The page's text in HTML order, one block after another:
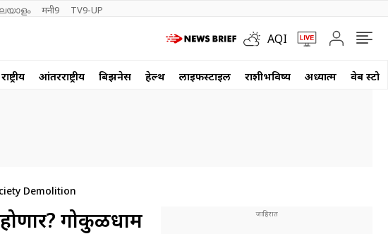
मनी9 TV9-UP
AQI
राष्ट्रीय आंतरराष्ट्रीय बिझनेस हेल्थ लाईफस्टाईल राशीभविष्य अध्यात्म वेब
Demolition
गोकुळधाम